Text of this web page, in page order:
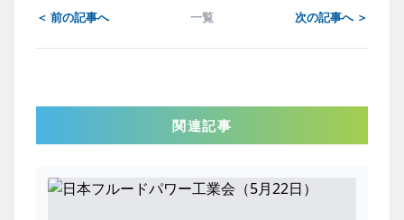
＜ 前の記事へ 一覧 次の記事へ ＞
関連記事